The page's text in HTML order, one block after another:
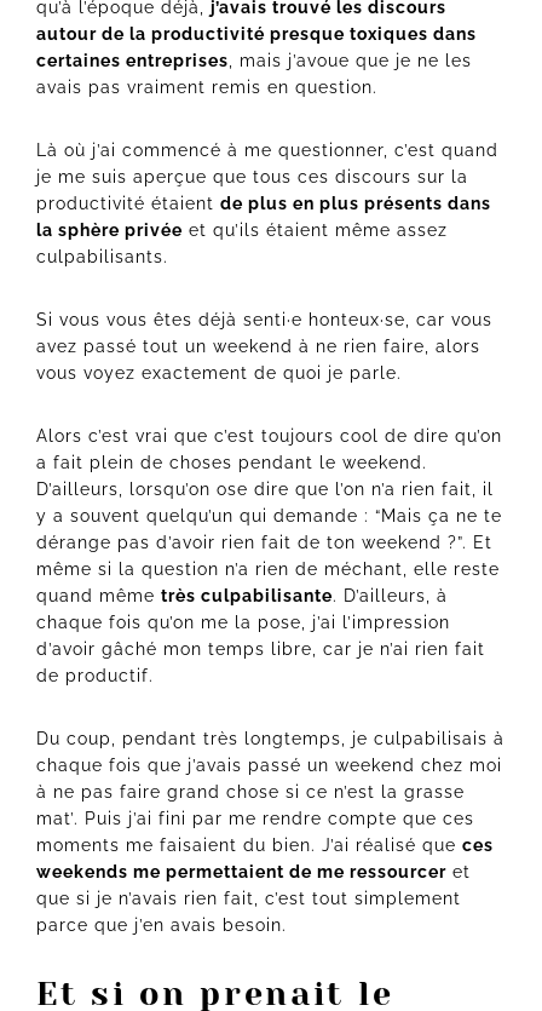
qu’à l’époque déjà, j’avais trouvé les discours
autour de la productivité presque toxiques dans
certaines entreprises , mais j’avoue que je ne les
avais pas vraiment remis en question.
Là où j’ai commencé à me questionner, c’est quand
je me suis aperçue que tous ces discours sur la
productivité étaient de plus en plus présents dans
la sphère privée et qu’ils étaient même assez
culpabilisants.
Si vous vous êtes déjà senti·e honteux·se, car vous
avez passé tout un weekend à ne rien faire, alors
vous voyez exactement de quoi je parle.
Alors c’est vrai que c’est toujours cool de dire qu’on
a fait plein de choses pendant le weekend.
D’ailleurs, lorsqu’on ose dire que l’on n’a rien fait, il
y a souvent quelqu’un qui demande : “Mais ça ne te
dérange pas d’avoir rien fait de ton weekend ?”. Et
même si la question n’a rien de méchant, elle reste
quand même très culpabilisante. D’ailleurs, à
chaque fois qu’on me la pose, j’ai l’impression
d’avoir gâché mon temps libre, car je n’ai rien fait
de productif.
Du coup, pendant très longtemps, je culpabilisais à
chaque fois que j’avais passé un weekend chez moi
à ne pas faire grand chose si ce n’est la grasse
mat’. Puis j’ai fini par me rendre compte que ces
moments me faisaient du bien. J’ai réalisé que ces
weekends me permettaient de me ressourcer et
que si je n’avais rien fait, c’est tout simplement
parce que j’en avais besoin.
Et si on prenait le